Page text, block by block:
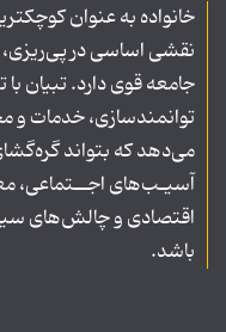
خانواده به عنوان
نقشی اساسی در
جامعه قوی دارد. تبیان
توانمندسازی، خدمات و
می‌دهد که بتواند
آسیـب‌های
اقتصادی و چالش‌های
باشد.